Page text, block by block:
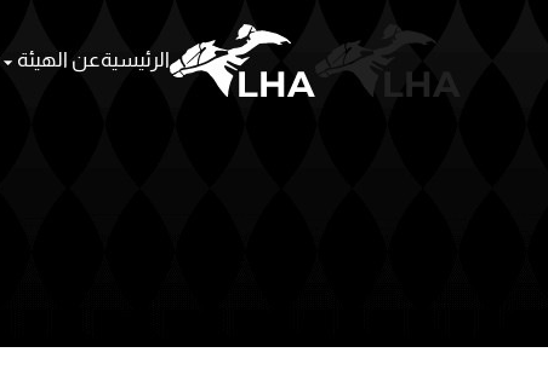
Skip to main content الرئيسيةعن الهيئة